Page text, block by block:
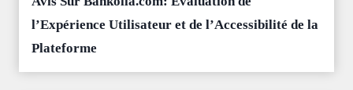
l’Expérience Utilisateur et de l’Accessibilité de la
Plateforme